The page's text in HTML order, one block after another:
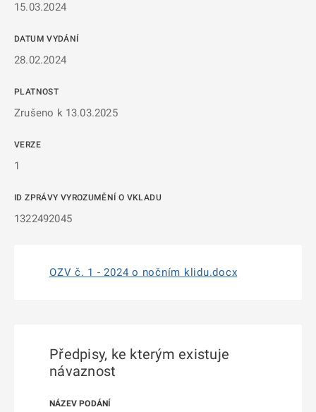
15.03.2024
DATUM VYDÁNÍ
28.02.2024
PLATNOST
Zrušeno k 13.03.2025
VERZE
1
ID ZPRÁVY VYROZUMĚNÍ O VKLADU
1322492045
OZV č. 1 - 2024 o nočním klidu.docx
Předpisy, ke kterým existuje
návaznost